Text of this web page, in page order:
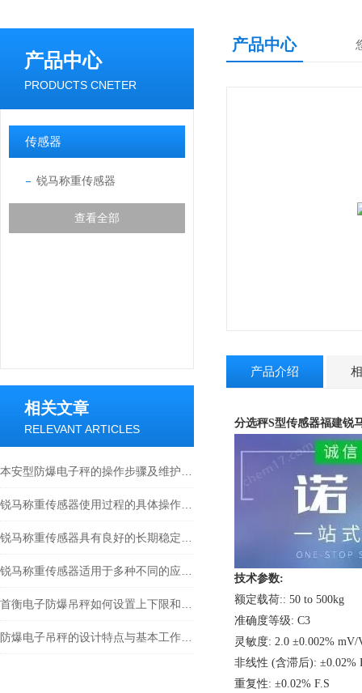
产品中心
PRODUCTS CNETER
传感器
锐马称重传感器
查看全部
相关文章
RELEVANT ARTICLES
产品中心
产品介绍
分选秤S型传感器福建锐
技术参数:
额定载荷:: 50 to 500kg
准确度等级: C3
灵敏度: 2.0 ±0.002% mV/
非线性 (含滞后): ±0.02%
重复性: ±0.02% F.S